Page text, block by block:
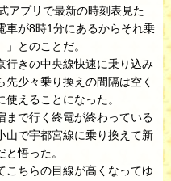
アプリで最新の時刻表見た
車が8時1分にあるからそれ乗
とのことだ。
行きの中央線快速に乗り込み
少々乗り換えの間隔は空く
えることになった。
まで行く終電が終わっている
山で宇都宮線に乗り換えて新
悟った。
こちらの目線が高くなってゆ